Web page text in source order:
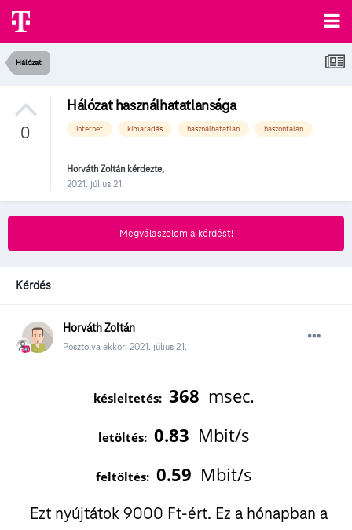
Hálózat
0
Hálózat használhatatlansága
internet kimaradás használhatatlan haszontalan
Horváth Zoltán kérdezte,
2021. július 21.
Megválaszolom a kérdést!
Kérdés
Horváth Zoltán
Posztolva ekkor: 2021. július 21.
késleltetés: 368 msec.
letöltés: 0.83 Mbit/s
feltöltés: 0.59 Mbit/s
Ezt nyújtátok 9000 Ft-ért. Ez a hónapban a